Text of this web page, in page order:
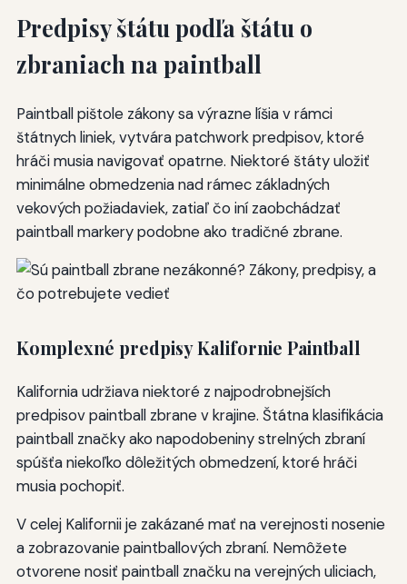
Predpisy štátu podľa štátu o
zbraniach na paintball
Paintball pištole zákony sa výrazne líšia v rámci
štátnych liniek, vytvára patchwork predpisov, ktoré
hráči musia navigovať opatrne. Niektoré štáty uložiť
minimálne obmedzenia nad rámec základných
vekových požiadaviek, zatiaľ čo iní zaobchádzať
paintball markery podobne ako tradičné zbrane.
Komplexné predpisy Kalifornie Paintball
Kalifornia udržiava niektoré z najpodrobnejších
predpisov paintball zbrane v krajine. Štátna klasifikácia
paintball značky ako napodobeniny strelných zbraní
spúšťa niekoľko dôležitých obmedzení, ktoré hráči
musia pochopiť.
V celej Kalifornii je zakázané mať na verejnosti nosenie
a zobrazovanie paintballových zbraní. Nemôžete
otvorene nosiť paintball značku na verejných uliciach,